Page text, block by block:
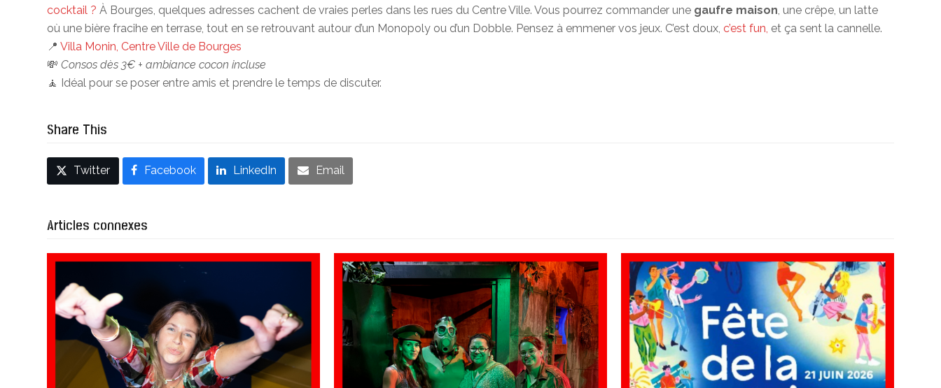
cocktail ?À Bourges, quelques adresses cachent de vraies perles dans les rues du Centre Ville. Vous pourrez commander une gaufre maison, une crêpe, un latte
où une bière fracihe en terrase, tout en se retrouvant autour d’un Monopoly ou d’un Dobble. Pensez à emmener vos jeux. C’est doux,c’est fun, et ça sent la cannelle.
📍Villa Monin, Centre Ville de Bourges
💸Consos dès 3€ + ambiance cocon incluse
🧘 Idéal pour se poser entre amis et prendre le temps de discuter.
Share This
Twitter Facebook LinkedIn Email
Articles connexes